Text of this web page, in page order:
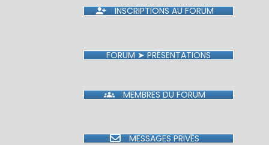
INSCRIPTIONS AU FORUM
FORUM ➤ PRÉSENTATIONS
MEMBRES DU FORUM
MESSAGES PRIVÉS